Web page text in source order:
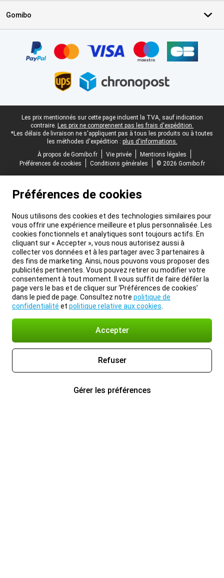
Gomibo
Pied-de-page légal
Les prix mentionnés sur cette page incluent la TVA, sauf indication
contraire. Les prix ne comprennent pas les frais d'expédition.
*Les délais de livraison ne s'appliquent pas à tous les produits ou à toutes
les méthodes d'expédition : plus d'informations.
À propos de Gomibo.fr
Vie privée
Mentions légales
Préférences de cookies
Conditions générales © 2026 Gomibo.fr
Préférences de cookies
Nous utilisons des cookies et des technologies similaires pour
vous offrir une expérience meilleure et plus personnalisée. Les
cookies fonctionnels et analytiques sont toujours actifs. En
cliquant sur « Accepter », vous nous autorisez aussi à
collecter vos données et à les partager avec 3 partenaires à
des fins de marketing. Ainsi, nous pouvons vous proposer des
publicités pertinentes. Vous pouvez retirer ou modifier votre
consentement à tout moment. Il vous suffit de faire défiler la
page vers le bas et de cliquer sur ‘Préférences de cookies’
dans le pied de page. Consultez notre politique de
confidentialité et politique relative aux cookies
Accepter
Refuser
Gérer les préférences